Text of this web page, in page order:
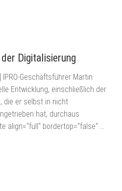
Digitalisierung
Geschäftsführer Martin
Entwicklung, einschließlich der
die er selbst in nicht
hat, durchaus
align=“full“ bordertop=“false“